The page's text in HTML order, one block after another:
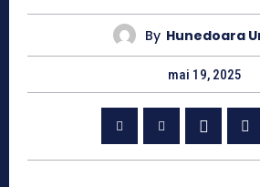
By Hunedoara
mai 19, 2025